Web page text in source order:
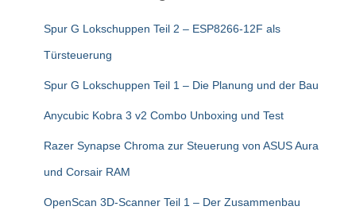
Spur G Lokschuppen Teil 2 – ESP8266-12F als
Türsteuerung
Spur G Lokschuppen Teil 1 – Die Planung und der Bau
Anycubic Kobra 3 v2 Combo Unboxing und Test
Razer Synapse Chroma zur Steuerung von ASUS Aura
und Corsair RAM
OpenScan 3D-Scanner Teil 1 – Der Zusammenbau